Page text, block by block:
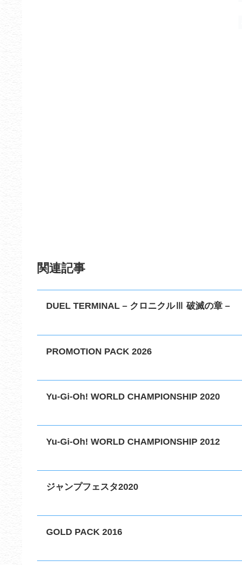
関連記事
DUEL TERMINAL – クロニクルⅢ 破滅の章 –
PROMOTION PACK 2026
Yu-Gi-Oh! WORLD CHAMPIONSHIP 2020
Yu-Gi-Oh! WORLD CHAMPIONSHIP 2012
ジャンプフェスタ2020
GOLD PACK 2016